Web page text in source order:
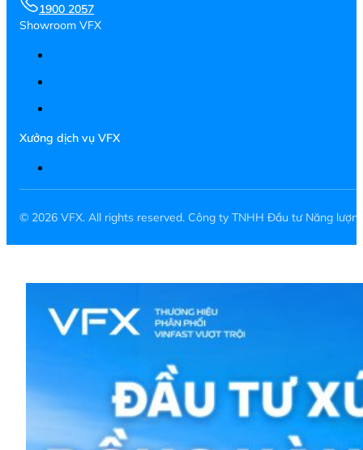
1900 2057
Showroom VFX
Xưởng dịch vụ VFX
© 2026 VFX. All rights reserved. Công ty TNHH Đầu tư Năng